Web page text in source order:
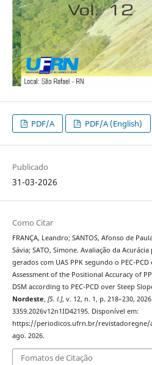
PDF/A PDF/A (English)
Publicado
31-03-2026
Como Citar
FRANÇA, Leandro; SANTOS, Afonso de
Sávia; SATO, Simone. Avaliação da
gerados com UAS PPK segundo o PEC-
Assessment of the Positional Accuracy of
DSM according to PEC-PCD over Steep
Nordeste, [S. l.], v. 12, n. 1, p. 218–230,
3359.2026v12n1ID42195. Disponível em:
https://periodicos.ufrn.br/revistadoregne/
ago. 2026.
Fomatos de Citação